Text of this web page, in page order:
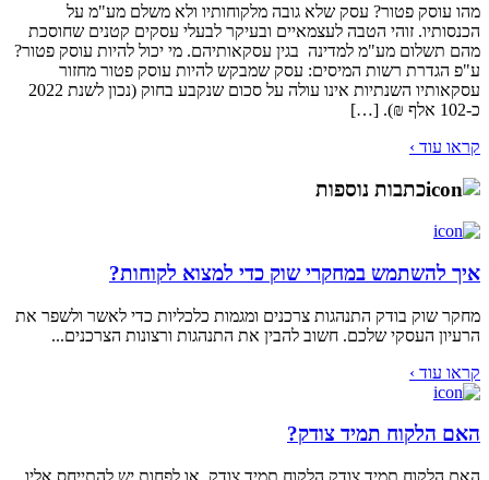
מהו עוסק פטור? עסק שלא גובה מלקוחותיו ולא משלם מע"מ על
הכנסותיו. זוהי הטבה לעצמאיים ובעיקר לבעלי עסקים קטנים שחוסכת
מהם תשלום מע"מ למדינה בגין עסקאותיהם. מי יכול להיות עוסק פטור?
ע"פ הגדרת רשות המיסים: עסק שמבקש להיות עוסק פטור מחזור
עסקאותיו השנתיות אינו עולה על סכום שנקבע בחוק (נכון לשנת 2022
כ-102 אלף ₪). […]
קראו עוד ›
כתבות נוספות
איך להשתמש במחקרי שוק כדי למצוא לקוחות?
מחקר שוק בודק התנהגות צרכנים ומגמות כלכליות כדי לאשר ולשפר את
הרעיון העסקי שלכם. חשוב להבין את התנהגות ורצונות הצרכנים...
קראו עוד ›
האם הלקוח תמיד צודק?